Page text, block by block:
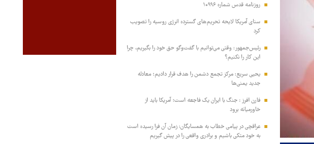
روزنامه قدس شماره ۱۰۹۹۶
سنای آمریکا لایحه تحریم‌های گسترده انرژی روسیه را تصویب
کرد
رئیس‌جمهور: وقتی می‌توانیم با گفت‌وگو حق خود را بگیریم، چرا
این کار را نکنیم؟
یحیی سریع: مرکز تجمع دشمن را هدف قرار دادیم؛ معادله
جدید یمنی‌ها
فارن افرز : جنگ با ایران یک فاجعه است؛ آمریکا باید از
خاورمیانه برود
عراقچی در پیامی خطاب به همسایگان: زمان آن فرا رسیده است
به خود متکی باشیم و برادری واقعی را در پیش گیریم